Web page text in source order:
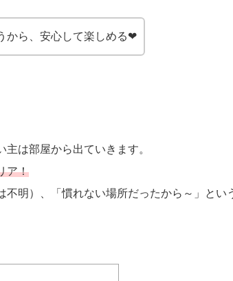
から、安心して楽しめる❤
主は部屋から出ていきます。
ア！
明）、「慣れない場所だったから～」とい